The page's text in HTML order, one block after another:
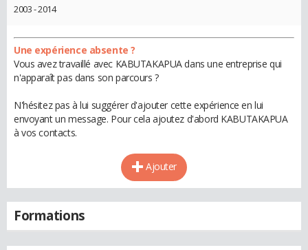
2003 - 2014
Une expérience absente ?
Vous avez travaillé avec KABUTAKAPUA dans une entreprise qui
n'apparaît pas dans son parcours ?
N'hésitez pas à lui suggérer d'ajouter cette expérience en lui
envoyant un message. Pour cela ajoutez d'abord KABUTAKAPUA
à vos contacts.
Ajouter
Formations